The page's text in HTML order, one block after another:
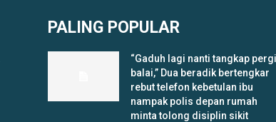
PALING POPULAR
“Gaduh lagi nanti tangkap pergi
balai,” Dua beradik bertengkar
rebut telefon kebetulan ibu
nampak polis depan rumah
minta tolong disiplin sikit